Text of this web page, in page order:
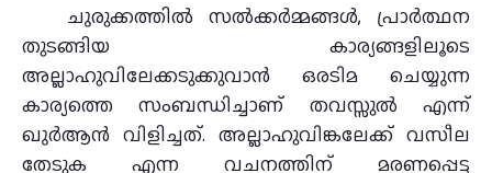
ചുരുക്കത്തിൽ സൽക്കർമ്മങ്ങൾ, പ്രാർത്ഥന
തുടങ്ങിയ കാര്യങ്ങളിലൂടെ
അല്ലാഹുവിലേക്കടുക്കുവാൻ ഒരടിമ ചെയ്യുന്ന
കാര്യത്തെ സംബന്ധിച്ചാണ്‌ തവസ്സുൽ എന്ന്‌
ഖുർആൻ വിളിച്ചത്‌. അല്ലാഹുവിങ്കലേക്ക്‌ വസീല
തേടുക എന്ന വചനത്തിന്‌ മരണപ്പെട്ട